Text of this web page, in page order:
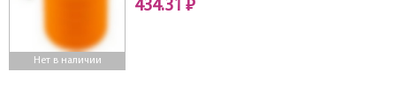
Нет в наличии
434.31 ₽